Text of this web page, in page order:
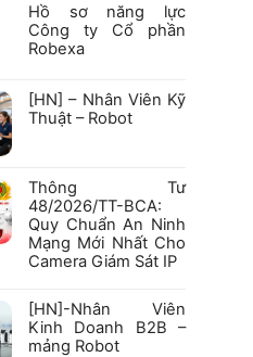
bình
luận
ở
GIẤY
ĐỊNH
PHƯƠNG
TIỆN
CHỮA
CHÁY
VỚI
CÁC
SẢN
PHẨM
HIKFIRE
Hồ sơ năng lực
Công ty Cổ phần
Robexa
bình
luận
Công
ty
Cổ
phần
Robexa
[HN] – Nhân Viên Kỹ
Thuật – Robot
luận
[HN]
–
Nhân
Viên
Kỹ
Thuật
Thông Tư
48/2026/TT-BCA:
Quy Chuẩn An Ninh
Mạng Mới Nhất Cho
Camera Giám Sát IP
bình
luận
ở
Thông
[HN]-Nhân Viên
Kinh Doanh B2B –
mảng Robot